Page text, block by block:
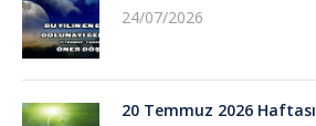
24/07/2026
20 Temmuz 2026 Haftası